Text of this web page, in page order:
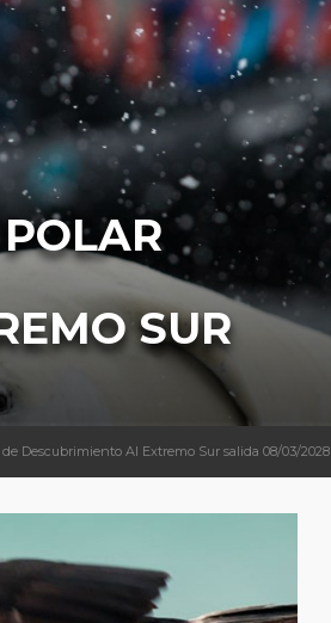
SUR
Descubrimiento Al Extremo Sur salida 08/03/2028